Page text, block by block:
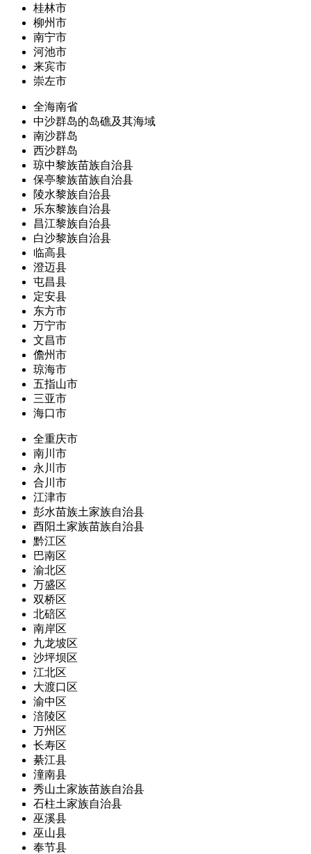
桂林市
柳州市
南宁市
河池市
来宾市
崇左市
全海南省
中沙群岛的岛礁及其海域
南沙群岛
西沙群岛
琼中黎族苗族自治县
保亭黎族苗族自治县
陵水黎族自治县
乐东黎族自治县
昌江黎族自治县
白沙黎族自治县
临高县
澄迈县
屯昌县
定安县
东方市
万宁市
文昌市
儋州市
琼海市
五指山市
三亚市
海口市
全重庆市
南川市
永川市
合川市
江津市
彭水苗族土家族自治县
酉阳土家族苗族自治县
黔江区
巴南区
渝北区
万盛区
双桥区
北碚区
南岸区
九龙坡区
沙坪坝区
江北区
大渡口区
渝中区
涪陵区
万州区
长寿区
綦江县
潼南县
秀山土家族苗族自治县
石柱土家族自治县
巫溪县
巫山县
奉节县